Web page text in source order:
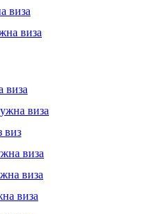
виза
виза
виза
виза
виз
виза
виза
виза